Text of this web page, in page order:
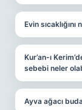
Evin
Kur’an-ı
sebebi neler
Ayva ağacı